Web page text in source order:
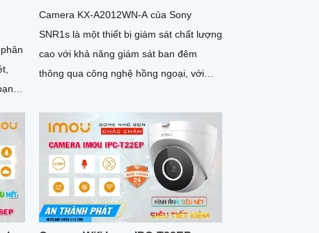
Camera KX-A2012WN-A của Sony
SNR1s là một thiết bị giám sát chất lượng
cao với khả năng giám sát ban đêm
thông qua công nghệ hồng ngoại, với
được...